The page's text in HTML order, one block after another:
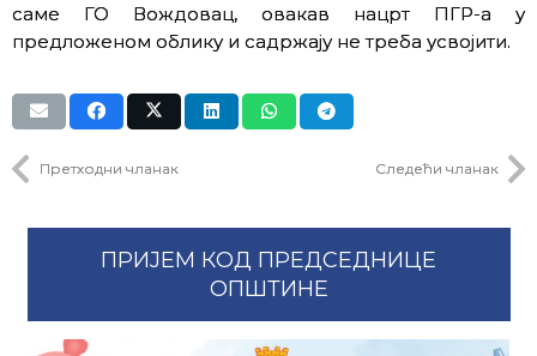
саме ГО Вождовац, овакав нацрт ПГР-а у
предложеном облику и садржају не треба усвојити.
Претходни чланак Следећи чланак
ПРИЈЕМ КОД ПРЕДСЕДНИЦЕ
ОПШТИНЕ